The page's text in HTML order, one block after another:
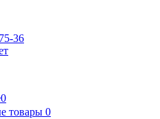
36
0
товары 0